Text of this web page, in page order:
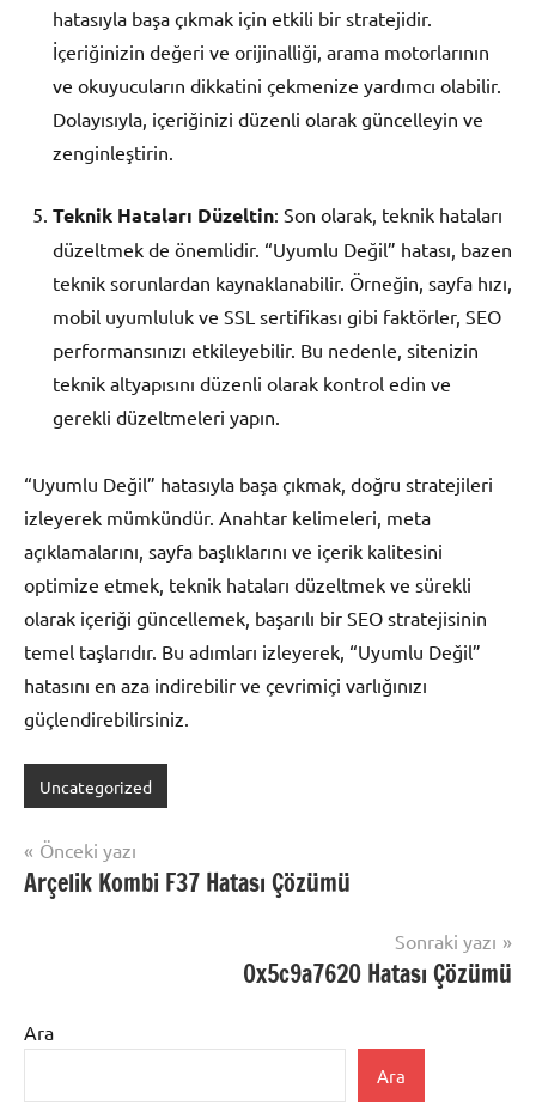
hatasıyla başa çıkmak için etkili bir stratejidir.
İçeriğinizin değeri ve orijinalliği, arama motorlarının
ve okuyucuların dikkatini çekmenize yardımcı olabilir.
Dolayısıyla, içeriğinizi düzenli olarak güncelleyin ve
zenginleştirin.
Teknik Hataları Düzeltin: Son olarak, teknik hataları
düzeltmek de önemlidir. “Uyumlu Değil” hatası, bazen
teknik sorunlardan kaynaklanabilir. Örneğin, sayfa hızı,
mobil uyumluluk ve SSL sertifikası gibi faktörler, SEO
performansınızı etkileyebilir. Bu nedenle, sitenizin
teknik altyapısını düzenli olarak kontrol edin ve
gerekli düzeltmeleri yapın.
“Uyumlu Değil” hatasıyla başa çıkmak, doğru stratejileri
izleyerek mümkündür. Anahtar kelimeleri, meta
açıklamalarını, sayfa başlıklarını ve içerik kalitesini
optimize etmek, teknik hataları düzeltmek ve sürekli
olarak içeriği güncellemek, başarılı bir SEO stratejisinin
temel taşlarıdır. Bu adımları izleyerek, “Uyumlu Değil”
hatasını en aza indirebilir ve çevrimiçi varlığınızı
güçlendirebilirsiniz.
Uncategorized
Yazı
gezinmesi
Önceki yazı
Arçelik Kombi F37 Hatası Çözümü
Sonraki yazı
0x5c9a7620 Hatası Çözümü
Ara
Ara